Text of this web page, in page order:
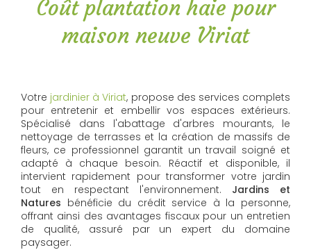
Coût plantation haie pour
maison neuve Viriat
Votre jardinier à Viriat, propose des services complets
pour entretenir et embellir vos espaces extérieurs.
Spécialisé dans l'abattage d'arbres mourants, le
nettoyage de terrasses et la création de massifs de
fleurs, ce professionnel garantit un travail soigné et
adapté à chaque besoin. Réactif et disponible, il
intervient rapidement pour transformer votre jardin
tout en respectant l'environnement. Jardins et
Natures bénéficie du crédit service à la personne,
offrant ainsi des avantages fiscaux pour un entretien
de qualité, assuré par un expert du domaine
paysager.